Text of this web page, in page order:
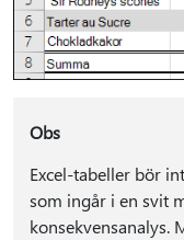
Obs
Excel-tabeller bör
som ingår i en svit
konsekvensanalys.